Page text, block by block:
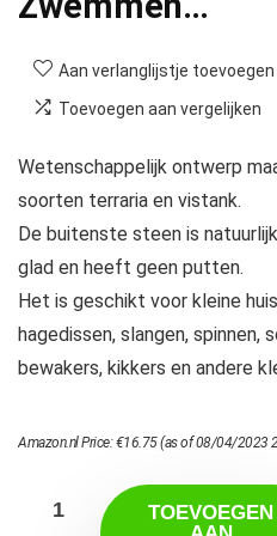
Aan verlanglijstje toevoegen
Toevoegen aan vergelijken
Wetenschappelijk ontwerp
soorten terraria en vistank.
De buitenste steen is
glad en heeft geen putten.
Het is geschikt voor kleine
hagedissen, slangen, spinnen,
bewakers, kikkers en andere
Amazon.nl Price:€16.75(as of 08/04/2023
TOEVOEGEN